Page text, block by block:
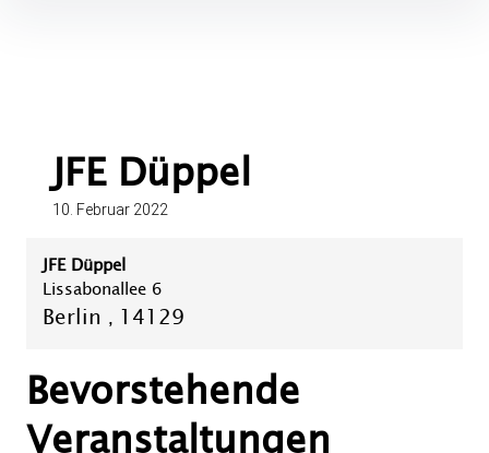
JFE Düppel
10. Februar 2022
JFE Düppel
Lissabonallee 6
Berlin , 14129
Bevorstehende
Veranstaltungen